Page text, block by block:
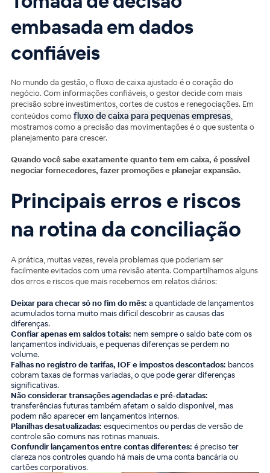
embasada em dados
confiáveis
No mundo da gestão, o fluxo de caixa ajustado é o coração do
negócio. Com informações confiáveis, o gestor decide com mais
precisão sobre investimentos, cortes de custos e renegociações. Em
conteúdos comofluxo de caixa para pequenas empresas,
mostramos como a precisão das movimentações é o que sustenta o
planejamento para crescer.
Quando você sabe exatamente quanto tem em caixa, é possível
negociar fornecedores, fazer promoções e planejar expansão.
Principais erros e riscos
na rotina da conciliação
A prática, muitas vezes, revela problemas que poderiam ser
facilmente evitados com uma revisão atenta. Compartilhamos alguns
dos erros e riscos que mais recebemos em relatos diários:
Deixar para checar só no fim do mês: a quantidade de lançamentos
acumulados torna muito mais difícil descobrir as causas das
diferenças.
Confiar apenas em saldos totais: nem sempre o saldo bate com os
lançamentos individuais, e pequenas diferenças se perdem no
volume.
Falhas no registro de tarifas, IOF e impostos descontados: bancos
cobram taxas de formas variadas, o que pode gerar diferenças
significativas.
Não considerar transações agendadas e pré-datadas:
transferências futuras também afetam o saldo disponível, mas
podem não aparecer em lançamentos internos.
Planilhas desatualizadas: esquecimentos ou perdas de versão de
controle são comuns nas rotinas manuais.
Confundir lançamentos entre contas diferentes: é preciso ter
clareza nos controles quando há mais de uma conta bancária ou
cartões corporativos.